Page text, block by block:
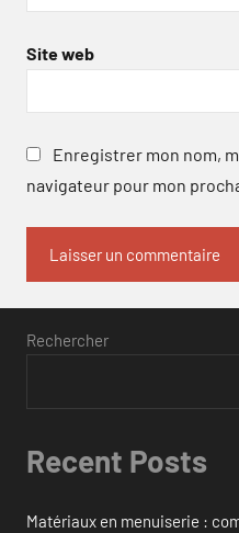
Site web
Enregistrer mon nom,
navigateur pour mon
Rechercher
Recent Posts
Matériaux en menuiserie :